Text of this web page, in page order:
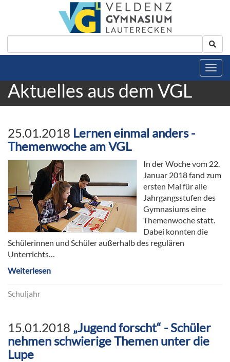
Aktuelles aus dem VGL
25.01.2018 Lernen einmal anders -
Themenwoche am VGL
In der Woche vom 22.
Januar 2018 fand zum
ersten Mal für alle
Jahrgangsstufen des
Gymnasiums eine
Themenwoche statt.
Dabei konnten die
Schülerinnen und Schüler außerhalb des regulären
Unterrichts…
Weiterlesen
Schuljahr
15.01.2018 „Jugend forscht“ - Schüler
nehmen schwierige Themen unter die
Lupe